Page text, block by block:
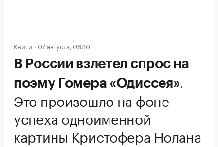
Книги 07 августа, 06:10
В России взлетел спрос на
поэму Гомера «Одиссея».
Это произошло на фоне
успеха одноименной
картины Кристофера Нолана